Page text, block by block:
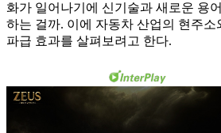
화가 일어나기에 신기술과 새로운 용
하는 걸까. 이에 자동차 산업의 현주소
파급 효과를 살펴보려고 한다.